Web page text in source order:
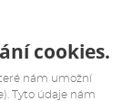
cookies.
nám umožní
Tyto údaje nám